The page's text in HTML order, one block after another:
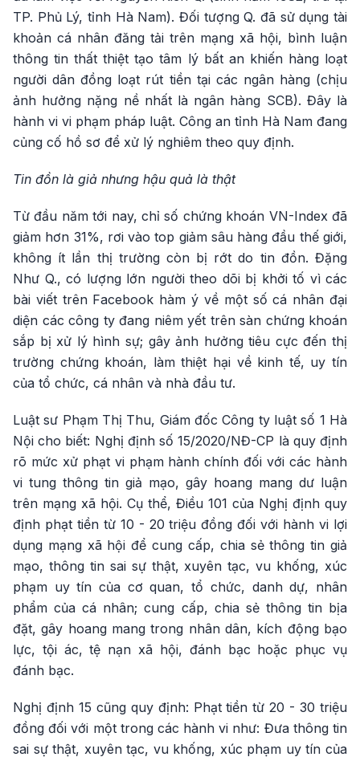
TP. Phủ Lý, tỉnh Hà Nam). Đối tượng Q. đã sử dụng tài
khoản cá nhân đăng tải trên mạng xã hội, bình luận
thông tin thất thiệt tạo tâm lý bất an khiến hàng loạt
người dân đồng loạt rút tiền tại các ngân hàng (chịu
ảnh hưởng nặng nề nhất là ngân hàng SCB). Đây là
hành vi vi phạm pháp luật. Công an tỉnh Hà Nam đang
củng cố hồ sơ để xử lý nghiêm theo quy định.
Tin đồn là giả nhưng hậu quả là thật
Từ đầu năm tới nay, chỉ số chứng khoán VN-Index đã
giảm hơn 31%, rơi vào top giảm sâu hàng đầu thế giới,
không ít lần thị trường còn bị rớt do tin đồn. Đặng
Như Q., có lượng lớn người theo dõi bị khởi tố vì các
bài viết trên Facebook hàm ý về một số cá nhân đại
diện các công ty đang niêm yết trên sàn chứng khoán
sắp bị xử lý hình sự; gây ảnh hưởng tiêu cực đến thị
trường chứng khoán, làm thiệt hại về kinh tế, uy tín
của tổ chức, cá nhân và nhà đầu tư.
Luật sư Phạm Thị Thu, Giám đốc Công ty luật số 1 Hà
Nội cho biết: Nghị định số 15/2020/NĐ-CP là quy định
rõ mức xử phạt vi phạm hành chính đối với các hành
vi tung thông tin giả mạo, gây hoang mang dư luận
trên mạng xã hội. Cụ thể, Điều 101 của Nghị định quy
định phạt tiền từ 10 - 20 triệu đồng đối với hành vi lợi
dụng mạng xã hội để cung cấp, chia sẻ thông tin giả
mạo, thông tin sai sự thật, xuyên tạc, vu khống, xúc
phạm uy tín của cơ quan, tổ chức, danh dự, nhân
phẩm của cá nhân; cung cấp, chia sẻ thông tin bịa
đặt, gây hoang mang trong nhân dân, kích động bạo
lực, tội ác, tệ nạn xã hội, đánh bạc hoặc phục vụ
đánh bạc.
Nghị định 15 cũng quy định: Phạt tiền từ 20 - 30 triệu
đồng đối với một trong các hành vi như: Đưa thông tin
sai sự thật, xuyên tạc, vu khống, xúc phạm uy tín của